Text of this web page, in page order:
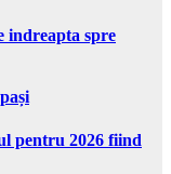
indreapta spre
pentru 2026 fiind